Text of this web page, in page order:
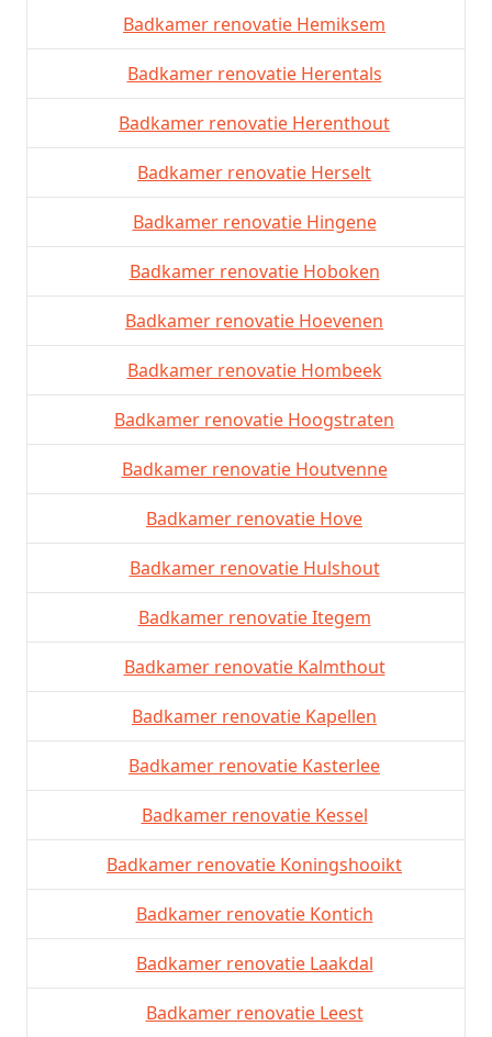
Badkamer renovatie Hemiksem
Badkamer renovatie Herentals
Badkamer renovatie Herenthout
Badkamer renovatie Herselt
Badkamer renovatie Hingene
Badkamer renovatie Hoboken
Badkamer renovatie Hoevenen
Badkamer renovatie Hombeek
Badkamer renovatie Hoogstraten
Badkamer renovatie Houtvenne
Badkamer renovatie Hove
Badkamer renovatie Hulshout
Badkamer renovatie Itegem
Badkamer renovatie Kalmthout
Badkamer renovatie Kapellen
Badkamer renovatie Kasterlee
Badkamer renovatie Kessel
Badkamer renovatie Koningshooikt
Badkamer renovatie Kontich
Badkamer renovatie Laakdal
Badkamer renovatie Leest